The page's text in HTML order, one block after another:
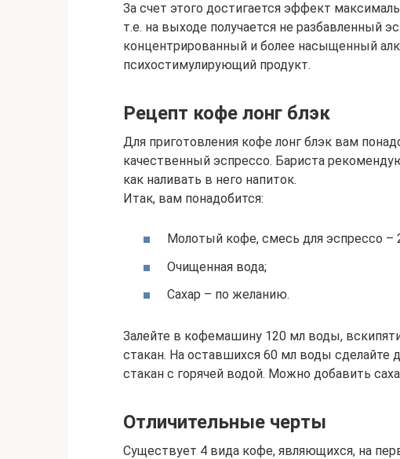
За счет этого достигается эффект
т.е. на выходе получается не разбавленный
концентрированный и более насыщенный
психостимулирующий продукт.
Рецепт кофе лонг блэк
Для приготовления кофе лонг блэк вам
качественный эспрессо. Бариста
как наливать в него напиток.
Итак, вам понадобится:
Молотый кофе, смесь для эспрессо –
Очищенная вода;
Сахар – по желанию.
Залейте в кофемашину 120 мл воды,
стакан. На оставшихся 60 мл воды сделайте
стакан с горячей водой. Можно добавить
Отличительные черты
Существует 4 вида кофе, являющихся, на